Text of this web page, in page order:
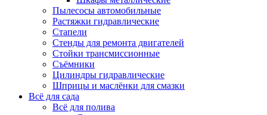
Пылесосы автомобильные
Растяжки гидравлические
Стапели
Стенды для ремонта двигателей
Стойки трансмиссионные
Съёмники
Цилиндры гидравлические
Шприцы и маслёнки для смазки
Всё для сада
Всё для полива